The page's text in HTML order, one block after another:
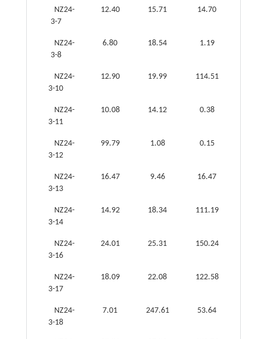
NZ24-
3-7
12.40 15.71 14.70
NZ24-
3-8
6.80 18.54 1.19
NZ24-
3-10
12.90 19.99 114.51
NZ24-
3-11
10.08 14.12 0.38
NZ24-
3-12
99.79 1.08 0.15
NZ24-
3-13
16.47 9.46 16.47
NZ24-
3-14
14.92 18.34 111.19
NZ24-
3-16
24.01 25.31 150.24
NZ24-
3-17
18.09 22.08 122.58
NZ24-
3-18
7.01 247.61 53.64